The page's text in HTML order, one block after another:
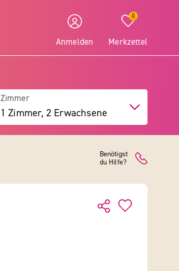
Anmelden
0
Merkzettel
Zimmer
1 Zimmer, 2 Erwachsene
Benötigst
du Hilfe?